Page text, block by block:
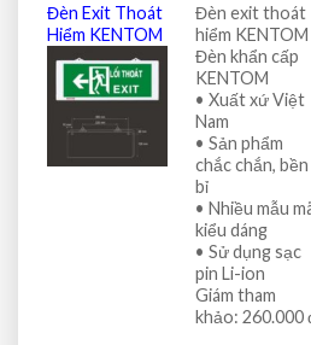
Đèn Exit Thoát
Hiểm KENTOM
Đèn exit thoát
hiểm KENTOM
Đèn khẩn cấp
KENTOM
• Xuất xứ Việt
Nam
• Sản phẩm
chắc chắn, bền
bỉ
• Nhiều mẫu
kiểu dáng
• Sử dụng sạc
pin Li-ion
Giám tham
khảo: 260.000